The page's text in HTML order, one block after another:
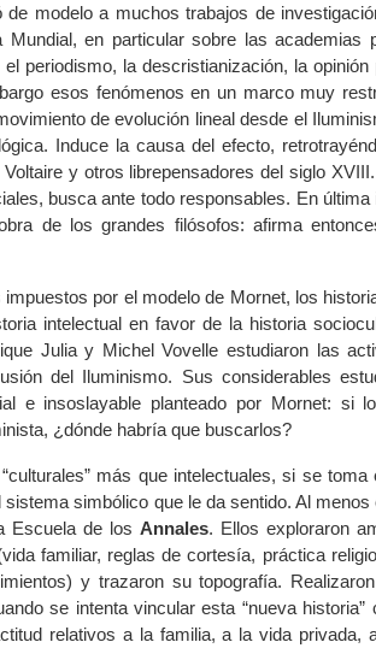
modelo a muchos trabajos de
Mundial, en particular sobre las academias
el periodismo, la descristianización, la
esos fenómenos en un marco muy
de evolución lineal desde el
Induce la causa del efecto,
y otros librepensadores del siglo
busca ante todo responsables. En
de los grandes filósofos: afirma
por el modelo de Mornet, los
intelectual en favor de la historia
Julia y Michel Vovelle estudiaron las
del Iluminismo. Sus considerables
e insoslayable planteado por Mornet: si
¿dónde habría que buscarlos?
más que intelectuales, si se
sistema simbólico que le da sentido. Al
Escuela de losAnnales. Ellos exploraron
familiar, reglas de cortesía, práctica
y trazaron su topografía.
se intenta vincular esta “nueva
relativos a la familia, a la vida